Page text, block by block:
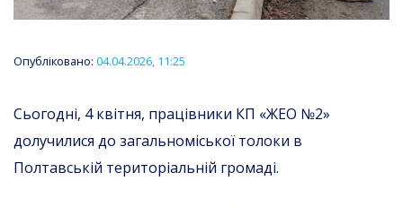
Опубліковано: 04.04.2026, 11:25
Сьогодні, 4 квітня, працівники КП «ЖЕО №2»
долучилися до загальноміської толоки в
Полтавській територіальній громаді.